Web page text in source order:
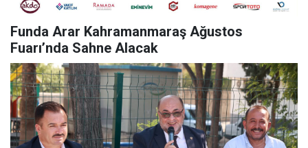
Funda Arar Kahramanmaraş Ağustos
Fuarı’nda Sahne Alacak